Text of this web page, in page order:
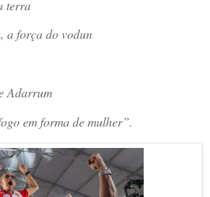
terra
a força do vodun
Adarrum
em forma de mulher”.